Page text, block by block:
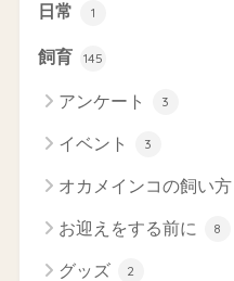
日常 1
飼育 145
アンケート 3
イベント 3
オカメインコの飼い方
お迎えをする前に 8
グッズ 2